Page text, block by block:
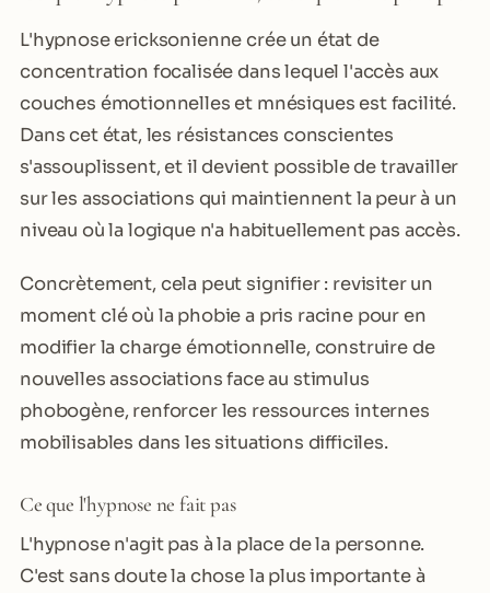
L'hypnose ericksonienne crée un état de
concentration focalisée dans lequel l'accès aux
couches émotionnelles et mnésiques est facilité.
Dans cet état, les résistances conscientes
s'assouplissent, et il devient possible de travailler
sur les associations qui maintiennent la peur à un
niveau où la logique n'a habituellement pas accès.
Concrètement, cela peut signifier : revisiter un
moment clé où la phobie a pris racine pour en
modifier la charge émotionnelle, construire de
nouvelles associations face au stimulus
phobogène, renforcer les ressources internes
mobilisables dans les situations difficiles.
Ce que l'hypnose ne fait pas
L'hypnose n'agit pas à la place de la personne.
C'est sans doute la chose la plus importante à